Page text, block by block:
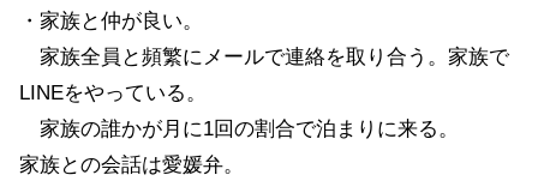
・家族と仲が良い。
家族全員と頻繁にメールで連絡を取り合う。家族で
LINEをやっている。
家族の誰かが月に1回の割合で泊まりに来る。
家族との会話は愛媛弁。